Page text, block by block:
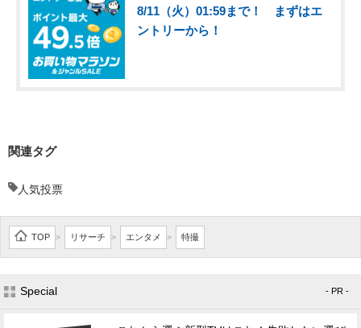
8/11（火）01:59まで！ まずはエ
ントリーから！
関連タグ
人気投票
TOP > リサーチ > エンタメ > 特撮
Special - PR -